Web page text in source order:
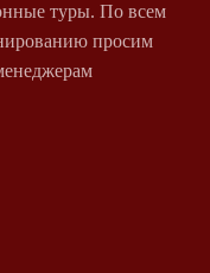
туры. По всем
просим